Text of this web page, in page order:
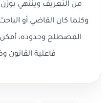
من التعريف وينتهي بوزن
وكلما كان القاضي أو
المصطلح وحدوده،
فاعلية القانون